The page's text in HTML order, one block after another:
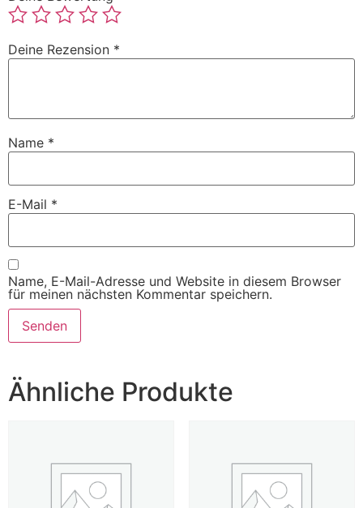
Deine Rezension *
Name *
E-Mail *
Name, E-Mail-Adresse und Website in diesem Browser
für meinen nächsten Kommentar speichern.
Ähnliche Produkte